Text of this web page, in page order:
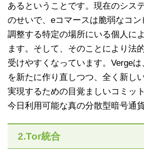
あるということです。現在のシス
のせいで、eコマースは脆弱なコ
調整する特定の場所にいる個人に
ます。そして、そのことにより法
受けやすくなっています。Verge
を新たに作り直しつつ、全く新し
実現するための目覚ましいコミッ
今日利用可能な真の分散型暗号通
2.Tor統合